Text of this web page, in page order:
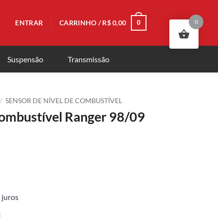
ENTRAR CARRINHO /R$0,00 0
Suspensão Transmissão
/ SENSOR DE NÍVEL DE COMBUSTÍVEL
Ranger 98/09
0